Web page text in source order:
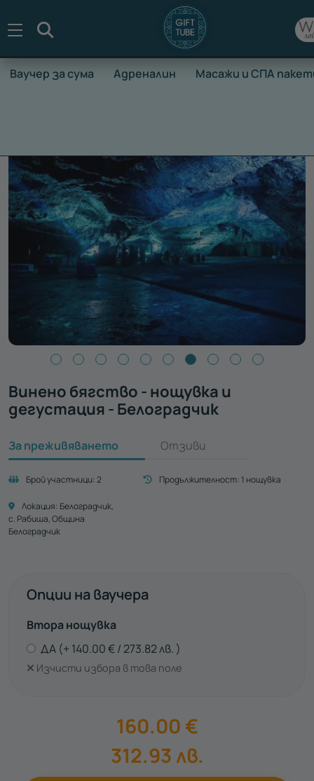
Ваучер за сума Адреналин Масажи и СПА
Винено бягство - нощувка и
дегустация - Белоградчик
За преживяването Отзиви
Брой участници:2 Продължителност: 1 нощувка
Локация: Белоградчик
с. Рабиша, Община
Белоградчик
Опции на ваучера
Втора нощувка
ДА
140.00€ 273.82лв.
Изчисти избора в това поле
160.00 €
312.93лв.